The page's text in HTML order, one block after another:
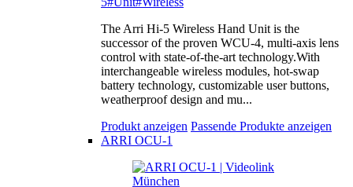
The Arri Hi-5 Wireless Hand Unit is the
successor of the proven WCU-4, multi-axis lens
control with state-of-the-art technology.With
interchangeable wireless modules, hot-swap
battery technology, customizable user buttons,
weatherproof design and mu...
Produkt anzeigen Passende Produkte anzeigen
ARRI OCU-1